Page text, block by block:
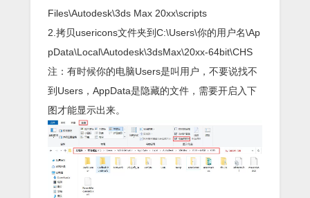
Files\Autodesk\3ds Max 20xx\scripts
2.拷贝usericons文件夹到C:\Users\你的用户名\Ap
pData\Local\Autodesk\3dsMax\20xx-64bit\CHS
注：有时候你的电脑Users是叫用户，不要说找不
到Users，AppData是隐藏的文件，需要开启入下
图才能显示出来。